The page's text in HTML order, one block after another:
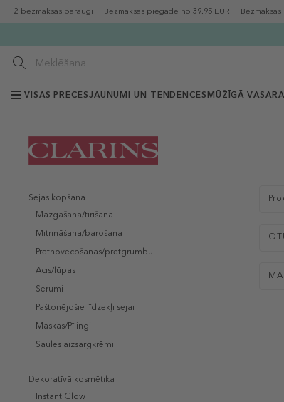
2 bezmaksas paraugi Bezmaksas piegāde no 39.95 EUR
VISAS PRECESJAUNUMI UN TENDENCES MŪŽĪGĀ VASARA
Sejas kopšana
Mazgāšana/tīrīšana
Mitrināšana/barošana
Pretnovecošanās/pretgrumbu
Acis/lūpas
Serumi
Paštonējošie līdzekļi sejai
Maskas/Pīlingi
Saules aizsargkrēmi
Dekoratīvā kosmētika
Instant Glow